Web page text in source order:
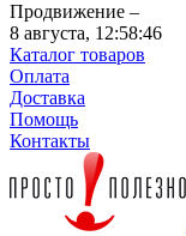
Продвижение –
8 августа, 12:58:46
Каталог товаров
Оплата
Доставка
Помощь
Контакты